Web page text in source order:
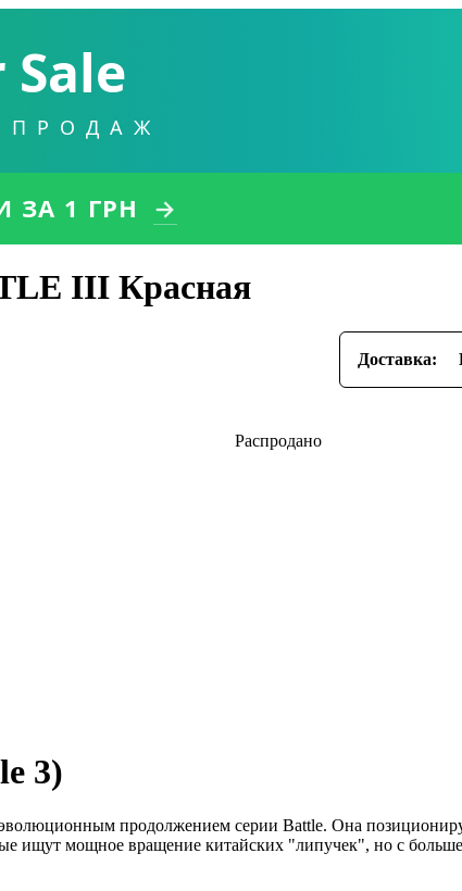
ЗА 1 ГРН →
III Красная
Доставка:
3)
продолжением серии Battle. Она
ищут мощное вращение китайских "липучек", но с